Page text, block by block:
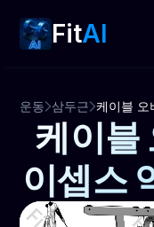
FitAI
운동 삼두근 케이블 오
케이블
이셉스